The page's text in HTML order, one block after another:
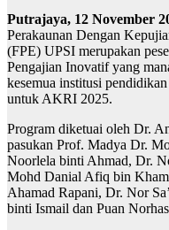
Putrajaya, 12 November
Perakaunan Dengan
(FPE) UPSI merupakan
Pengajian Inovatif yang
kesemua institusi
untuk AKRI 2025.
Program diketuai oleh Dr.
pasukan Prof. Madya Dr.
Noorlela binti Ahmad, Dr.
Mohd Danial Afiq bin
Ahamad Rapani, Dr. Nor
binti Ismail dan Puan